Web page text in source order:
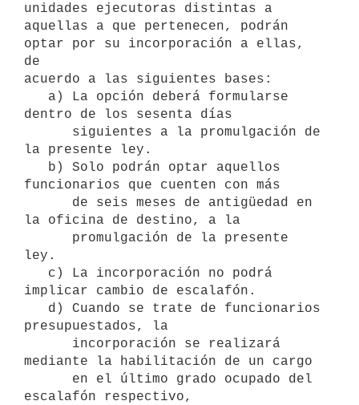
unidades ejecutoras distintas a
aquellas a que pertenecen, podrán
optar por su incorporación a ellas,
de
acuerdo a las siguientes bases:
dentro de los sesenta días
la presente ley.
funcionarios que cuenten con más
la oficina de destino, a la
ley.
implicar cambio de escalafón.
presupuestados, la
mediante la habilitación de un cargo
escalafón respectivo,